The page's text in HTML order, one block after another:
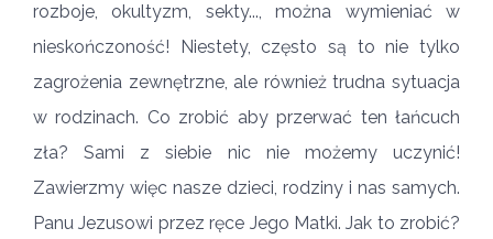
rozboje, okultyzm, sekty..., można wymieniać w
nieskończoność! Niestety, często są to nie tylko
zagrożenia zewnętrzne, ale również trudna sytuacja
w rodzinach. Co zrobić aby przerwać ten łańcuch
zła? Sami z siebie nic nie możemy uczynić!
Zawierzmy więc nasze dzieci, rodziny i nas samych.
Panu Jezusowi przez ręce Jego Matki. Jak to zrobić?